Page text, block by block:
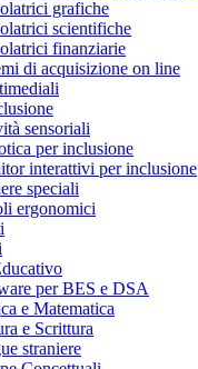
grafiche
scientifiche
finanziarie
di acquisizione on line
sensoriali
per inclusione
interattivi per inclusione
speciali
ergonomici
per BES e DSA
e Matematica
e Scrittura
straniere